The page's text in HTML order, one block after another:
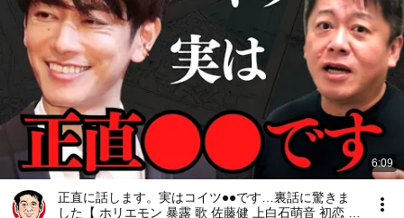
6:09
正直に話します。実はコイツ●●です…裏話に驚きま
した【 ホリエモン 暴露 歌 佐藤健 上白石萌音 初恋 電